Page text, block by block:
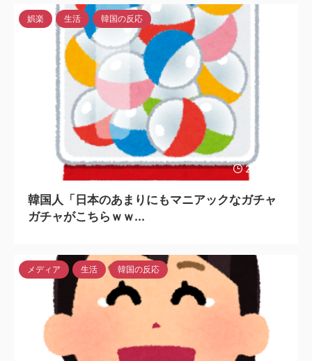
2024/8/2
娯楽 生活 韓国の反応
韓国人「日本のあまりにもマニアックなガチャ
ガチャがこちらｗｗ...
メディア 生活 韓国の反応